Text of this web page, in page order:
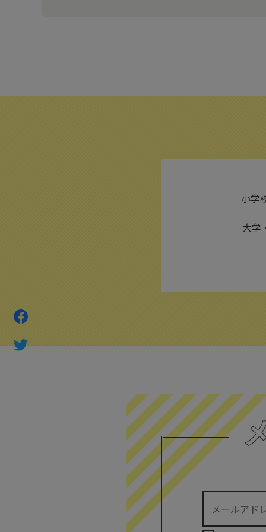
小学
大学